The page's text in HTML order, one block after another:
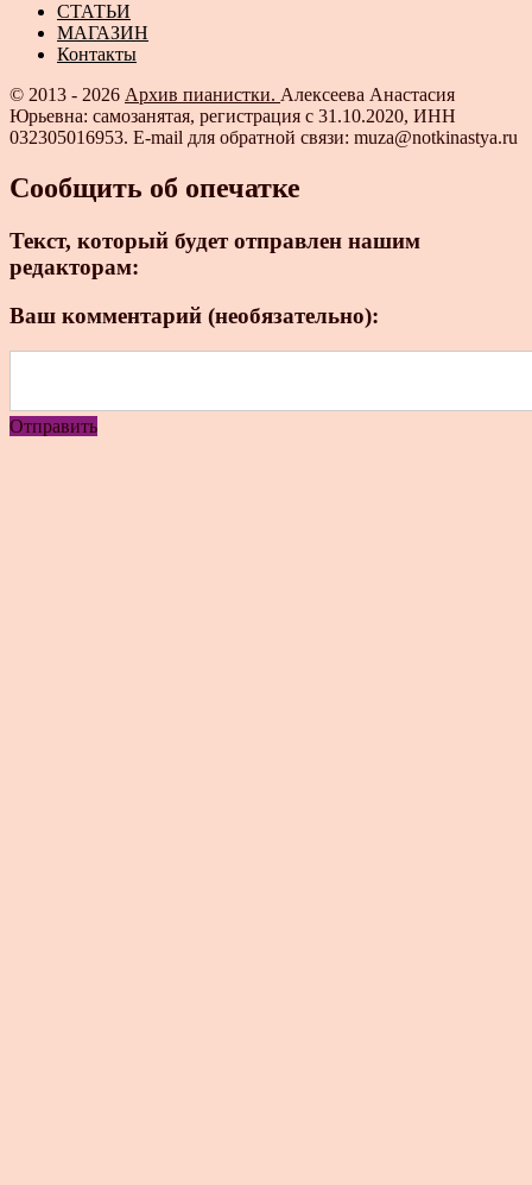
СТАТЬИ
МАГАЗИН
Контакты
© 2013 - 2026 Архив пианистки. Алексеева Анастасия
Юрьевна: самозанятая, регистрация с 31.10.2020, ИНН
032305016953. E-mail для обратной связи: muza@notkinastya.ru
Сообщить об опечатке
Текст, который будет отправлен нашим
редакторам:
Ваш комментарий (необязательно):
Отправить